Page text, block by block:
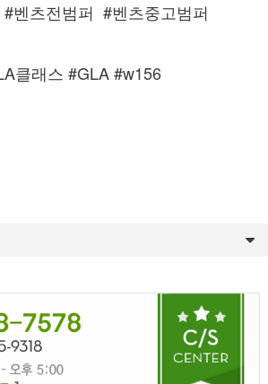
벤츠전범퍼 #벤츠중고범퍼
클래스 #GLA #w156